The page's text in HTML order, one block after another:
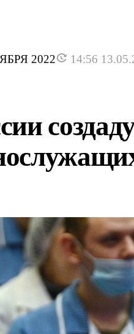
2022 14:56